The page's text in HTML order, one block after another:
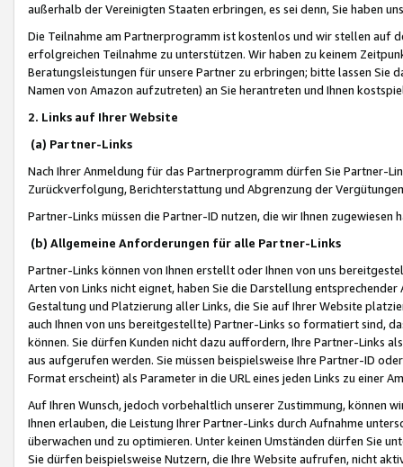
außerhalb der Vereinigten Staaten erbringen, es sei denn, Sie haben
Die Teilnahme am Partnerprogramm ist kostenlos und wir stellen auf
erfolgreichen Teilnahme zu unterstützen. Wir haben zu keinem
Beratungsleistungen für unsere Partner zu erbringen; bitte lassen Sie
Namen von Amazon aufzutreten) an Sie herantreten und Ihnen
2. Links auf Ihrer Website
(a) Partner-Links
Nach Ihrer Anmeldung für das Partnerprogramm dürfen Sie Partner-
Zurückverfolgung, Berichterstattung und Abgrenzung der
Partner-Links müssen die Partner-ID nutzen, die wir Ihnen zugewiesen
(b) Allgemeine Anforderungen für alle Partner-Links
Partner-Links können von Ihnen erstellt oder Ihnen von uns
Arten von Links nicht eignet, haben Sie die Darstellung
Gestaltung und Platzierung aller Links, die Sie auf Ihrer Website
auch Ihnen von uns bereitgestellte) Partner-Links so formatiert sind,
können. Sie dürfen Kunden nicht dazu auffordern, Ihre Partner-Links
aus aufgerufen werden. Sie müssen beispielsweise Ihre Partner-ID
Format erscheint) als Parameter in die URL eines jeden Links zu einer
Auf Ihren Wunsch, jedoch vorbehaltlich unserer Zustimmung, können
Ihnen erlauben, die Leistung Ihrer Partner-Links durch Aufnahme
überwachen und zu optimieren. Unter keinen Umständen dürfen Sie
Sie dürfen beispielsweise Nutzern, die Ihre Website aufrufen, nicht